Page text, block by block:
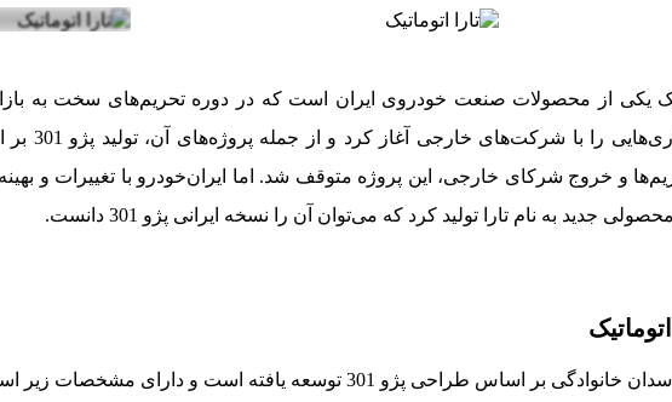
یکی از محصولات صنعت خودروی ایران است که در دوره تحریم‌های سخت به
اساس طراحی پژو 301 توسعه یافته است و دارای مشخصات زیر است: